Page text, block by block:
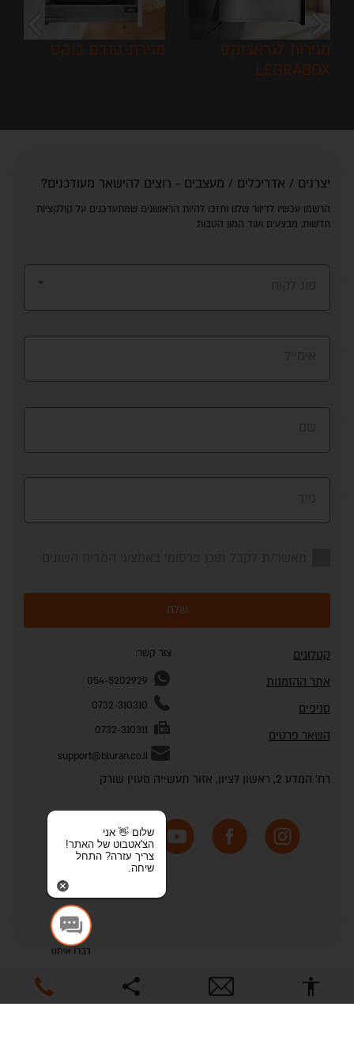
chevron_left
מגירת טנדם בוקס
מגירות לגראבוקס
LEGRABOX
chevron_right
יצרנים / אדריכלים / מעצבים - רוצים להישאר מעודכנים?
הרשמו עכשיו לדיוור שלנו ותזכו להיות הראשונים שמתעדכנים על קולקציות
חדשות, מבצעים ועוד המון הטבות
שלח
קטלוגים
אתר ההזמנות
סניפים
השאר פרטים
צור קשר:
054-5202929
0732-310310
0732-310311
support@bluran.co.il
רח' המדע 2, ראשון לציון, אזור תעשייה מעוין שורק
שלום 👋 אני
הצ'אטבוט של האתר!
צריך עזרה? התחל
שיחה.